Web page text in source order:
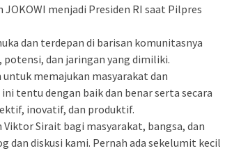
menjadi Presiden RI saat Pilpres
dan terdepan di barisan komunitasnya
potensi, dan jaringan yang dimiliki.
memajukan masyarakat dan
tentu dengan baik dan benar serta secara
inovatif, dan produktif.
Sirait bagi masyarakat, bangsa, dan
diskusi kami. Pernah ada sekelumit kecil